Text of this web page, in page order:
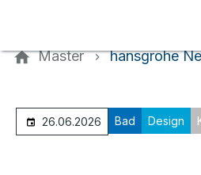
Master hansgrohe
26.06.2026 Bad Design